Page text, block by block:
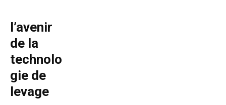
l’avenir
de la
technolo
gie de
levage